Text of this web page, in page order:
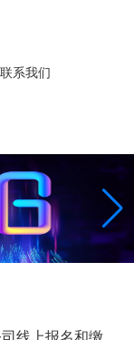
联系我们
线上报名和缴